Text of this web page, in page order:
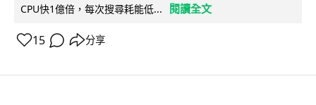
CPU快1億倍，每次搜尋耗能低...
閱讀全文
15 分享